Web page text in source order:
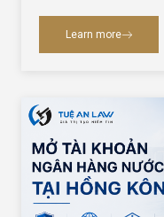
Learn more